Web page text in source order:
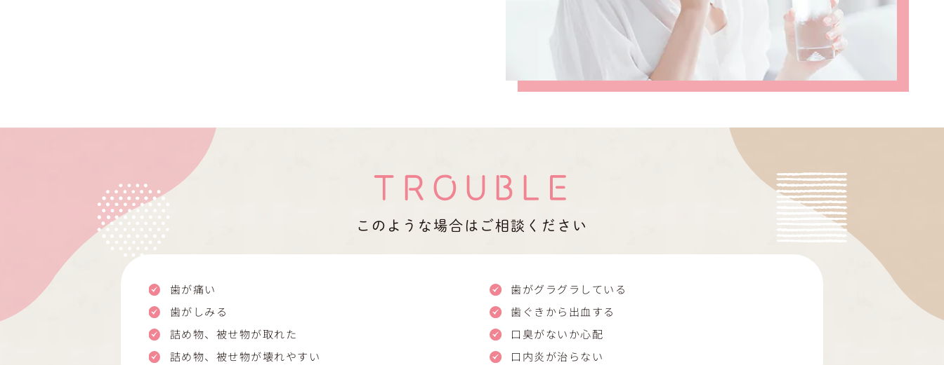
TROUBLE
このような場合はご相談ください
歯が痛い
歯がグラグラしている
歯がしみる
歯ぐきから出血する
詰め物、被せ物が取れた
口臭がないか心配
詰め物、被せ物が壊れやすい
口内炎が治らない